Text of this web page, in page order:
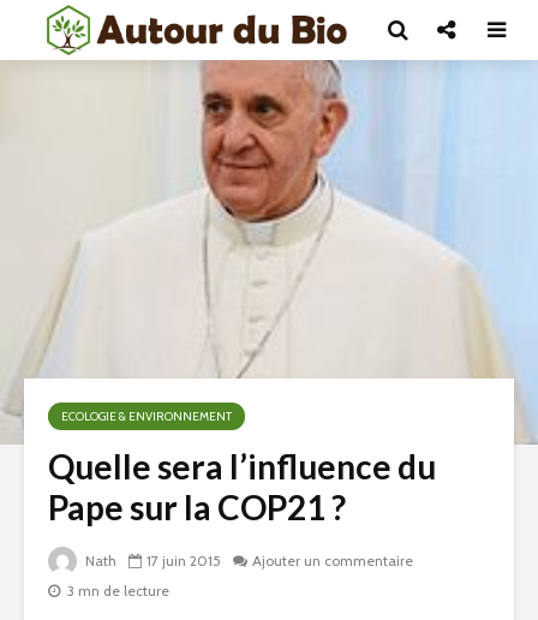
ECOLOGIE & ENVIRONNEMENT
Quelle sera l’influence du
Pape sur la COP21 ?
Nath 17 juin 2015
Ajouter un commentaire
3 mn de lecture